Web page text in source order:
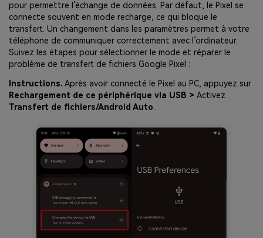
pour permettre l’échange de données. Par défaut, le Pixel se
connecte souvent en mode recharge, ce qui bloque le
transfert. Un changement dans les paramètres permet à votre
téléphone de communiquer correctement avec l’ordinateur.
Suivez les étapes pour sélectionner le mode et réparer le
problème de transfert de fichiers Google Pixel :
Instructions. Après avoir connecté le Pixel au PC, appuyez sur
Rechargement de ce périphérique via USB > Activez
Transfert de fichiers/Android Auto